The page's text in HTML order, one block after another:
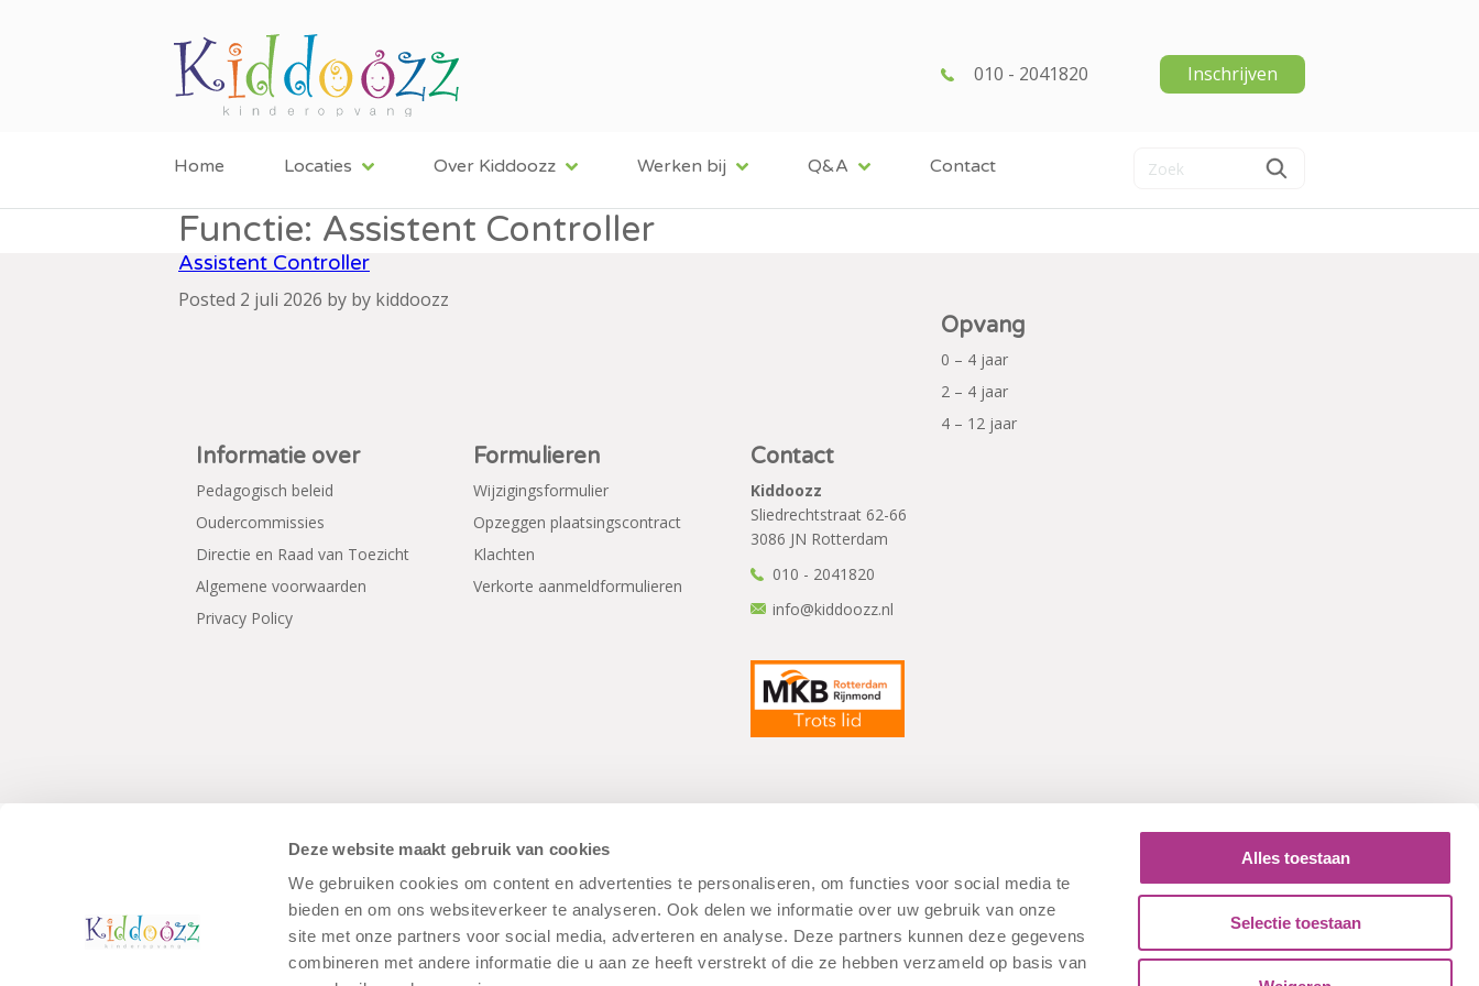
Deze website maakt gebruik van cookies
We gebruiken cookies om content en advertenties te personaliseren, om functies voor social media te
bieden en om ons websiteverkeer te analyseren. Ook delen we informatie over uw gebruik van onze
site met onze partners voor social media, adverteren en analyse. Deze partners kunnen deze gegevens
combineren met andere informatie die u aan ze heeft verstrekt of die ze hebben verzameld op basis van
Alles toestaan
Selectie toestaan
010 - 2041820 Inschrijven
Home Locaties Over Kiddoozz Werken bij Q&A Contact
Functie: Assistent Controller
Assistent Controller
Posted 2 juli 2026 by by kiddoozz
Opvang
0 – 4 jaar
2 – 4 jaar
4 – 12 jaar
Informatie over
Pedagogisch beleid
Oudercommissies
Directie en Raad van Toezicht
Algemene voorwaarden
Privacy Policy
Formulieren
Wijzigingsformulier
Opzeggen plaatsingscontract
Klachten
Verkorte aanmeldformulieren
Contact
Kiddoozz
Sliedrechtstraat 62-66
3086 JN Rotterdam
010 - 2041820
info@kiddoozz.nl